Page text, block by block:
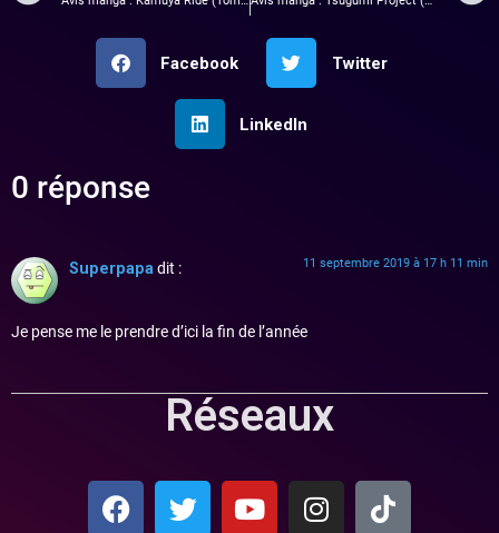
Facebook Twitter
LinkedIn
0 réponse
Superpapadit : 11 septembre 2019 à 17 h 11 min
Je pense me le prendre d’ici la fin de l’année
Réseaux